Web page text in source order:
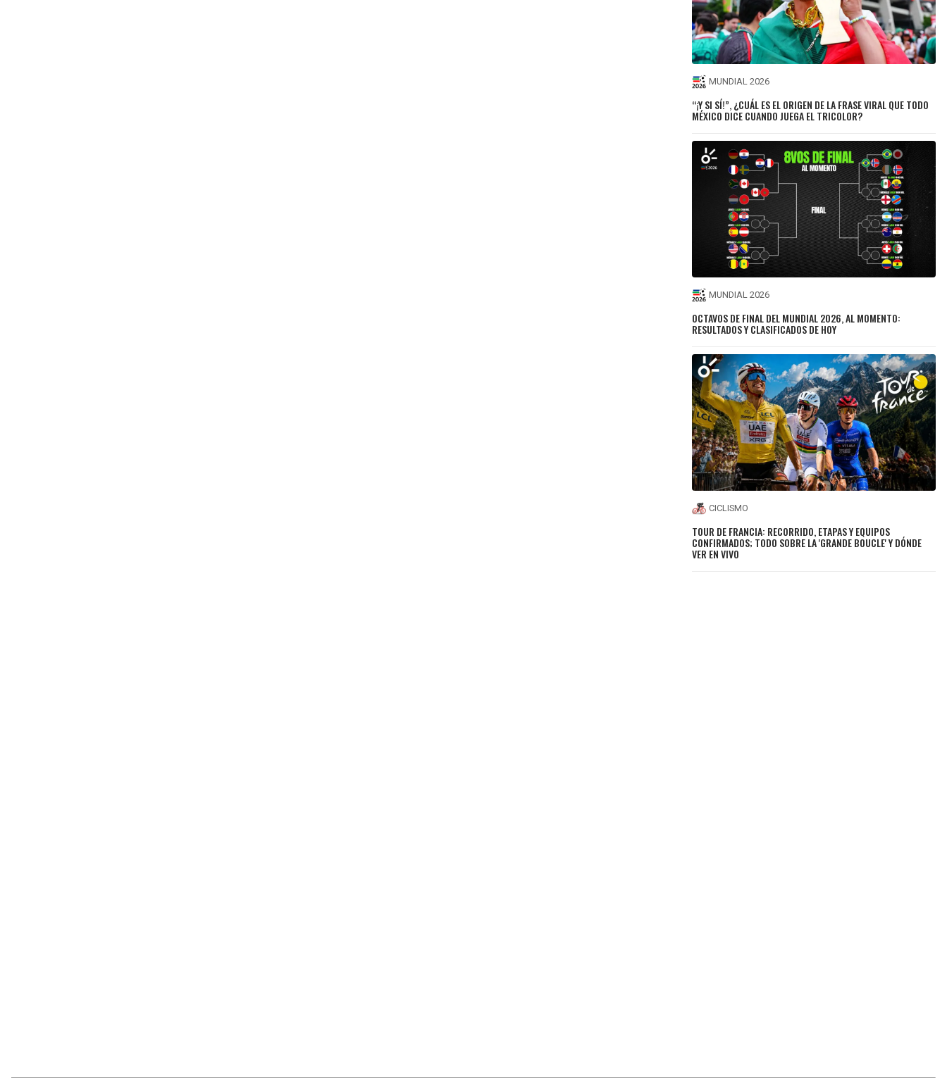
MUNDIAL 2026
“¡Y SI SÍ!”, ¿CUÁL ES EL ORIGEN DE LA FRASE VIRAL QUE TODO
MÉXICO DICE CUANDO JUEGA EL TRICOLOR?
MUNDIAL 2026
OCTAVOS DE FINAL DEL MUNDIAL 2026, AL MOMENTO:
RESULTADOS Y CLASIFICADOS DE HOY
CICLISMO
TOUR DE FRANCIA: RECORRIDO, ETAPAS Y EQUIPOS
CONFIRMADOS; TODO SOBRE LA 'GRANDE BOUCLE' Y DÓNDE
VER EN VIVO